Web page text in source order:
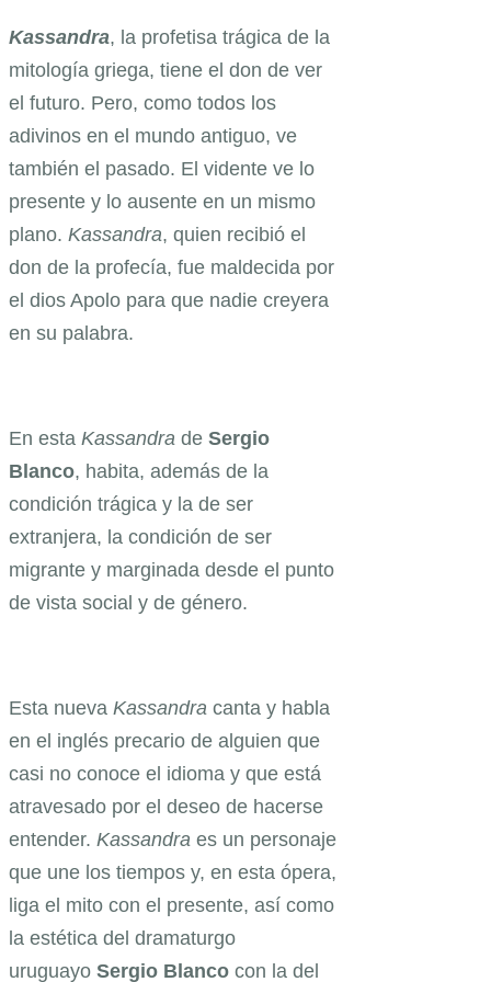
Kassandra, la profetisa trágica de la
mitología griega, tiene el don de ver
el futuro. Pero, como todos los
adivinos en el mundo antiguo, ve
también el pasado. El vidente ve lo
presente y lo ausente en un mismo
plano. Kassandra, quien recibió el
don de la profecía, fue maldecida por
el dios Apolo para que nadie creyera
en su palabra.
En esta Kassandra de Sergio
Blanco, habita, además de la
condición trágica y la de ser
extranjera, la condición de ser
migrante y marginada desde el punto
de vista social y de género.
Esta nueva Kassandra canta y habla
en el inglés precario de alguien que
casi no conoce el idioma y que está
atravesado por el deseo de hacerse
entender. Kassandra es un personaje
que une los tiempos y, en esta ópera,
liga el mito con el presente, así como
la estética del dramaturgo
uruguayo Sergio Blanco con la del